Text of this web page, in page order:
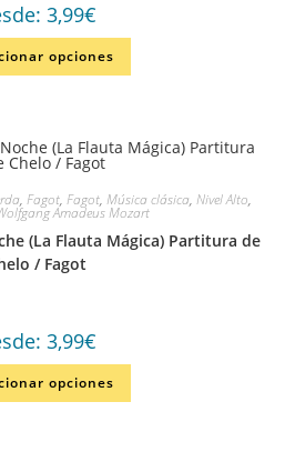
3,99€
opciones
, Fagot, Fagot, Música clásica, Nivel Alto,
Amadeus Mozart
(La Flauta Mágica) Partitura de
/ Fagot
3,99€
opciones